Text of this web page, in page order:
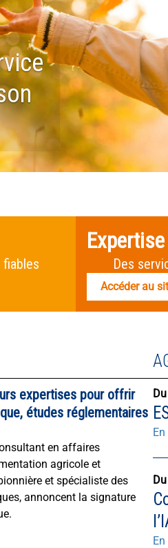
Expertise
Des
Accéder au
expertises pour offrir
études réglementaires
en affaires
agricole et
et spécialiste des
annoncent la signature